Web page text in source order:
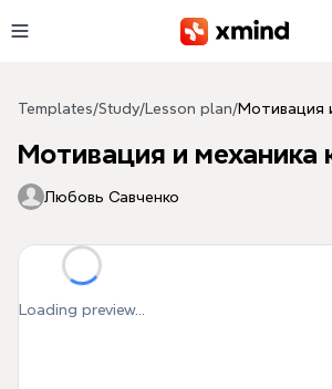
Templates/Study/ Lesson plan/Мотивация
Мотивация и механика
Любовь Савченко
Loading preview...